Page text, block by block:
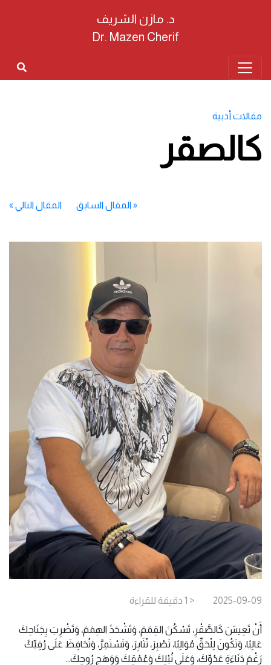
د. مازن الشريف
Dr. Mazen Cherif
مقالات أدبية
كالصقر
«المقال السابق المقال التالي »
2025-09-09
< 1 دقيقة للقراءة
أَنْ تَعِيشَ كَالصَّقْرِ، تَسْكُنَ القِمَمَ، وَتَشْحَذَ الهِمَمَ، وَتَضْرِبَ بِجَنَاحِكَ
عَالِيًا، وَتَكُونَ لِلْحَقِّ مُوَالِيًا، تَصْبِرَ، تُثَابِرَ، وَتَسْتَمِرَّ، وَتُحَافِظَ عَلَى رُقِيِّكَ
رَغْمَ دَنَاءَةِ عَدُوِّكَ، وَعَلَى نُبْلِكَ وَعُمْقِكَ وَوَهَجِ رُوحِكَ…